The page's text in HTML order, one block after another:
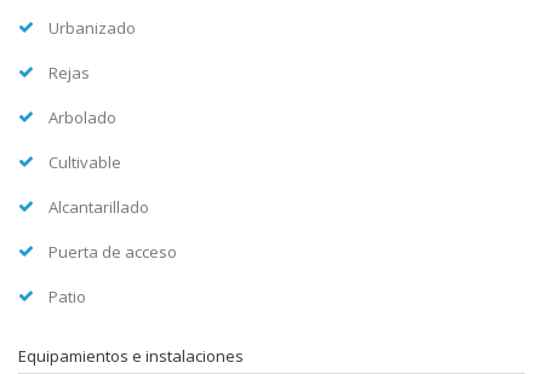
Urbanizado
Rejas
Arbolado
Cultivable
Alcantarillado
Puerta de acceso
Patio
Equipamientos e instalaciones